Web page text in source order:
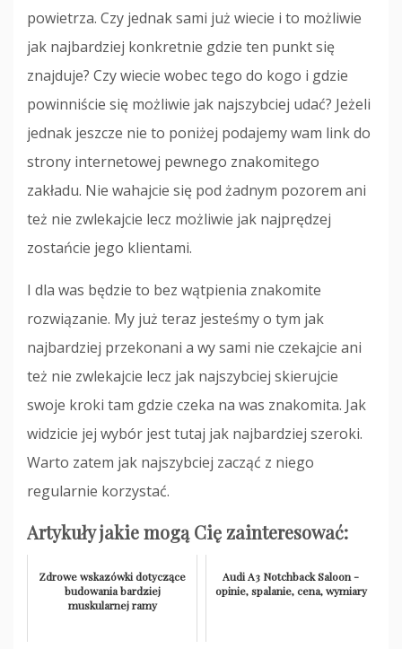
powietrza. Czy jednak sami już wiecie i to możliwie
jak najbardziej konkretnie gdzie ten punkt się
znajduje? Czy wiecie wobec tego do kogo i gdzie
powinniście się możliwie jak najszybciej udać? Jeżeli
jednak jeszcze nie to poniżej podajemy wam link do
strony internetowej pewnego znakomitego
zakładu. Nie wahajcie się pod żadnym pozorem ani
też nie zwlekajcie lecz możliwie jak najprędzej
zostańcie jego klientami.
I dla was będzie to bez wątpienia znakomite
rozwiązanie. My już teraz jesteśmy o tym jak
najbardziej przekonani a wy sami nie czekajcie ani
też nie zwlekajcie lecz jak najszybciej skierujcie
swoje kroki tam gdzie czeka na was znakomita. Jak
widzicie jej wybór jest tutaj jak najbardziej szeroki.
Warto zatem jak najszybciej zacząć z niego
regularnie korzystać.
Artykuły jakie mogą Cię zainteresować:
Zdrowe wskazówki dotyczące
budowania bardziej
muskularnej ramy
Audi A3 Notchback Saloon -
opinie, spalanie, cena, wymiary